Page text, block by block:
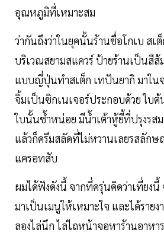
อุณหภูมิที่เหมาะสม
ว่ากันถึงว่าในยุคนั้นร้านชื่อโกเบ สเ
บริเวณสยามสแควร์ ป้ายร้านเป็นสีส้
แบบญี่ปุ่นทำสเต็ก เทปันยากิ มาใน
จิ้มเป็นซิกเนเจอร์ประกอบด้วย ใบ
ใบนั้นช้ำหน่อย มีน้ำเต้าหู้ยี้ที่ปรุงรส
แล้วก็ครีมสลัดที่ไม่หวานเลยรสลักษ
แครอทสับ
ผมได้ฟังดังนี้ จากที่ครุ่นคิดว่าเที่ยงนี้
มาเป็นเมนูให้เหมาะใจ และได้ราย
ลองไล่นึก ไล่ไถหน้าจอหาร้านอาห